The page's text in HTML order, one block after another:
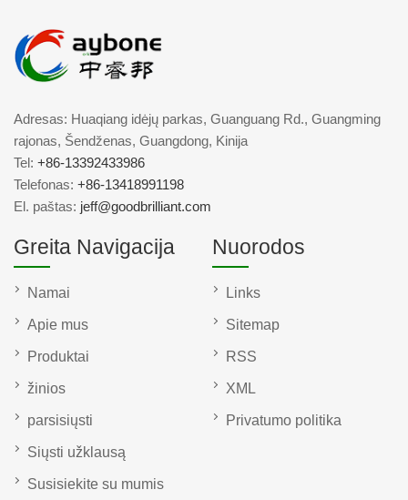
Adresas: Huaqiang idėjų parkas, Guanguang Rd., Guangming
rajonas, Šendženas, Guangdong, Kinija
Tel: +86-13392433986
Telefonas: +86-13418991198
El. paštas: jeff@goodbrilliant.com
Greita Navigacija
Namai
Apie mus
Produktai
žinios
parsisiųsti
Siųsti užklausą
Susisiekite su mumis
Nuorodos
Links
Sitemap
RSS
XML
Privatumo politika